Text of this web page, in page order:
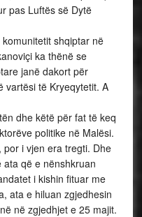
pas Luftës së Dytë
shqiptar në
ka thënë se
janë dakort për
vartësi të Kryeqytetit. A
dhe këtë për fat të keq
politike në Malësi.
i vjen era tregti. Dhe
ata që e nënshkruan
i kishin fituar me
ata e hiluan zgjedhesin
në zgjedhjet e 25 majit.